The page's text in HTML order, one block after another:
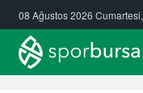
08 Ağustos 2026